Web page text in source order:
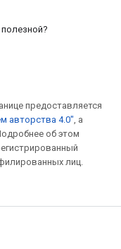
предоставляется
авторства 4.0", а
об этом
лиц.